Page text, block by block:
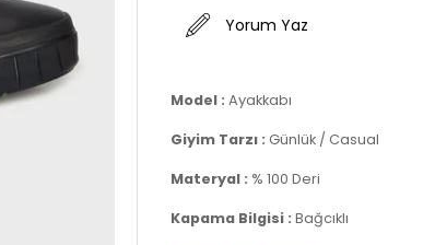
Yorum Yaz
Model : Ayakkabı
Giyim Tarzı : Günlük / Casual
Materyal : % 100 Deri
Kapama Bilgisi : Bağcıklı